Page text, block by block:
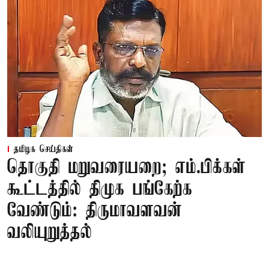
தமிழக செய்திகள்
தொகுதி மறுவரையறை; எம்.பிக்கள்
கூட்டத்தில் திமுக பங்கேற்க
வேண்டும்: திருமாவளவன்
வலியுறுத்தல்